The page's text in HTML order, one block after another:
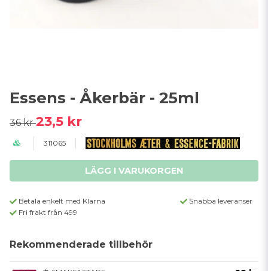
Essens - Åkerbär - 25ml
36 kr23,5 kr
311065
LÄGG I VARUKORGEN
Betala enkelt med Klarna
Snabba leveranser
Fri frakt från 499
Rekommenderade tillbehör